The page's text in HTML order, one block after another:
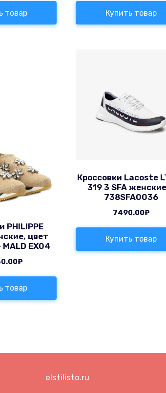
товар Купить товар
PHILIPPE
цвет
EX04
₽
товар
Кроссовки Lacoste
319 3 SFA
738SFA0036
7490.00₽
Купить товар
elstilisto.ru